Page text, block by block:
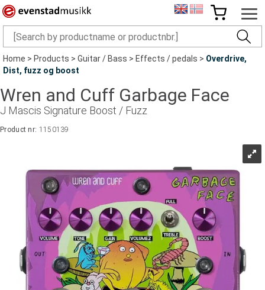
Home>Products>Guitar / Bass>Effects / pedals>Overdrive,
Dist, fuzz og boost
Wren and Cuff Garbage Face
J Mascis Signature Boost / Fuzz
Product nr: 1150139